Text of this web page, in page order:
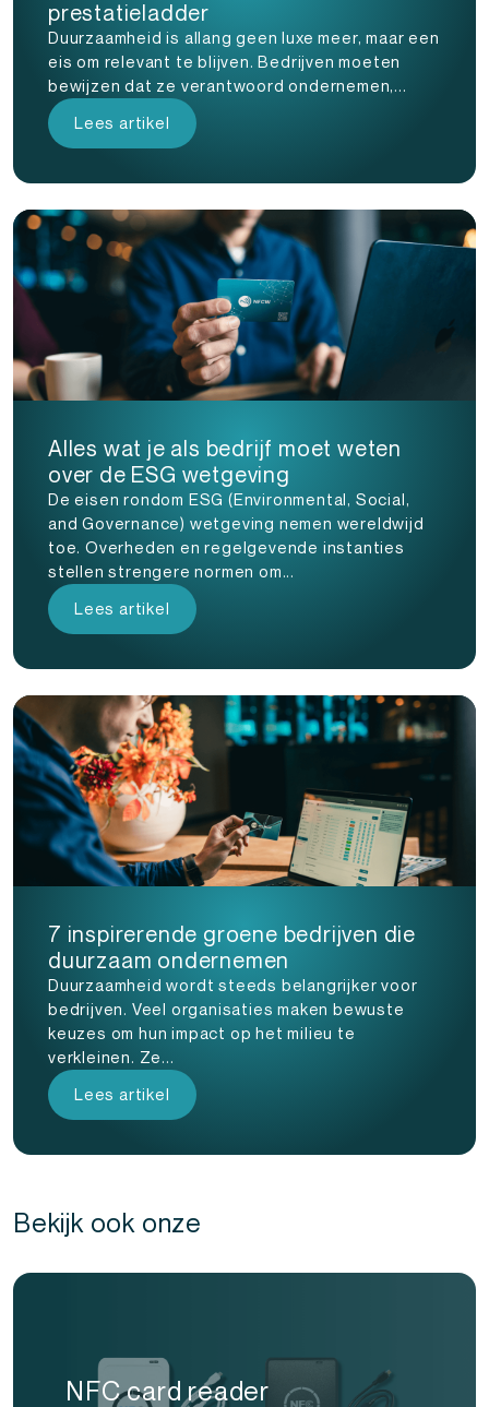
prestatieladder
Duurzaamheid is allang geen luxe meer, maar een
eis om relevant te blijven. Bedrijven moeten
bewijzen dat ze verantwoord ondernemen,...
Lees artikel
Alles wat je als bedrijf moet weten
over de ESG wetgeving
De eisen rondom ESG (Environmental, Social,
and Governance) wetgeving nemen wereldwijd
toe. Overheden en regelgevende instanties
stellen strengere normen om...
Lees artikel
7 inspirerende groene bedrijven die
duurzaam ondernemen
Duurzaamheid wordt steeds belangrijker voor
bedrijven. Veel organisaties maken bewuste
keuzes om hun impact op het milieu te
verkleinen. Ze...
Lees artikel
Bekijk ook onze
NFC card reader